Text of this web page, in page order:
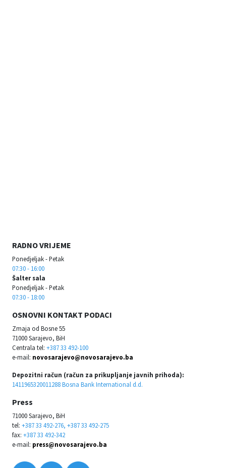
RADNO VRIJEME
Ponedjeljak - Petak
07:30 - 16:00
Šalter sala
Ponedjeljak - Petak
07:30 - 18:00
OSNOVNI KONTAKT PODACI
Zmaja od Bosne 55
71000 Sarajevo, BiH
Centrala tel: +387 33 492-100
e-mail: novosarajevo@novosarajevo.ba
Depozitni račun (račun za prikupljanje javnih prihoda):
1411965320011288 Bosna Bank International d.d.
Press
71000 Sarajevo, BiH
tel: +387 33 492-276, +387 33 492-275
fax: +387 33 492-342
e-mail: press@novosarajevo.ba